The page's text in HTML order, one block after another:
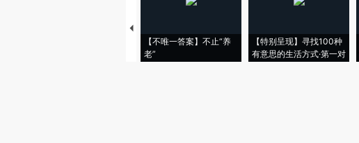
【不唯一答案】不止“养
老”
【特别呈现】寻找100种
有意思的生活方式·第一对